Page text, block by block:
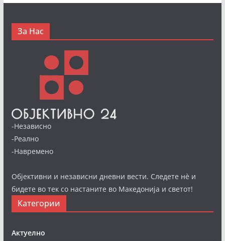
За Нас
-Независно
-Реално
-Навремено
Објективни и независни дневни вести. Следете нè и
бидете во тек со настаните во Македонија и светот!
Категории
Актуелно